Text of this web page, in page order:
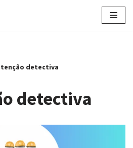
detectiva
detectiva